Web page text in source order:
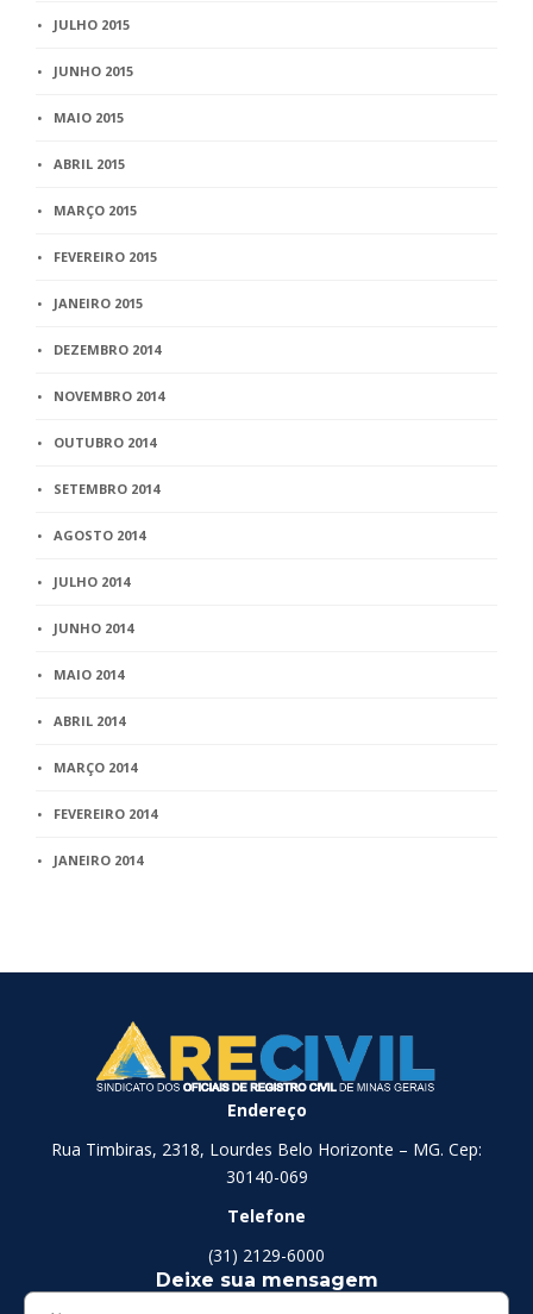
JULHO 2015
JUNHO 2015
MAIO 2015
ABRIL 2015
MARÇO 2015
FEVEREIRO 2015
JANEIRO 2015
DEZEMBRO 2014
NOVEMBRO 2014
OUTUBRO 2014
SETEMBRO 2014
AGOSTO 2014
JULHO 2014
JUNHO 2014
MAIO 2014
ABRIL 2014
MARÇO 2014
FEVEREIRO 2014
JANEIRO 2014
Endereço
Rua Timbiras, 2318, Lourdes Belo Horizonte – MG. Cep:
30140-069
Telefone
(31) 2129-6000
Deixe sua mensagem